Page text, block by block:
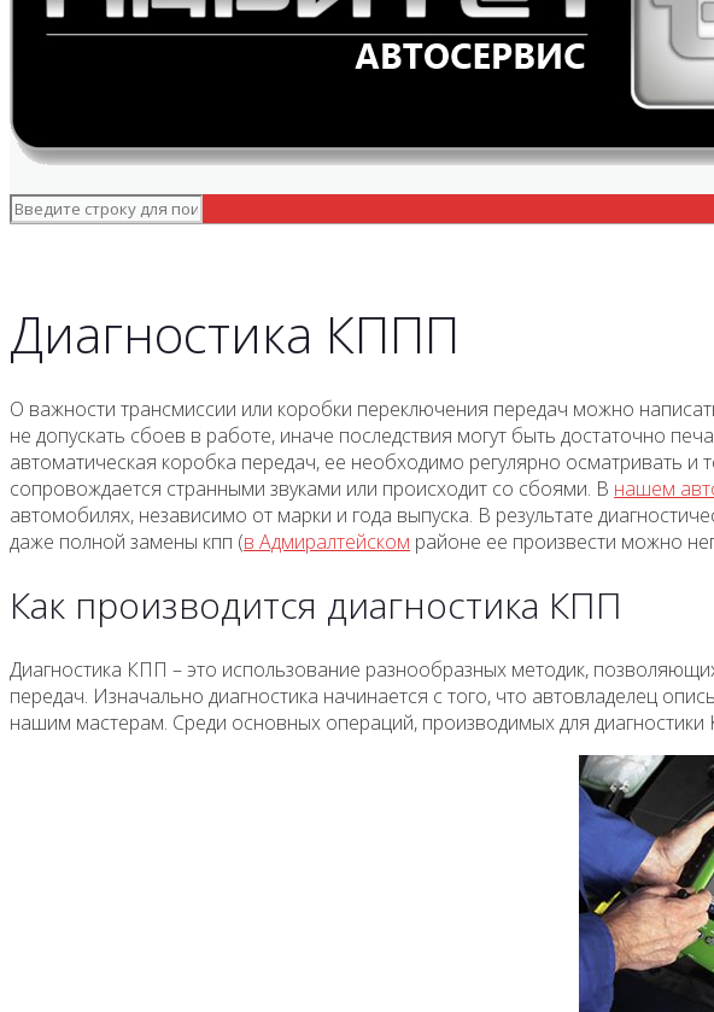
Диагностика КППП
О важности трансмиссии или коробки переключения передач можно
не допускать сбоев в работе, иначе последствия могут быть достаточно
автоматическая коробка передач, ее необходимо регулярно осматривать и
сопровождается странными звуками или происходит со сбоями. В нашем
автомобилях, независимо от марки и года выпуска. В результате
даже полной замены кпп (в Адмиралтейском районе ее произвести можно
Как производится диагностика КПП
Диагностика КПП – это использование разнообразных методик,
передач. Изначально диагностика начинается с того, что автовладелец
нашим мастерам. Среди основных операций, производимых для